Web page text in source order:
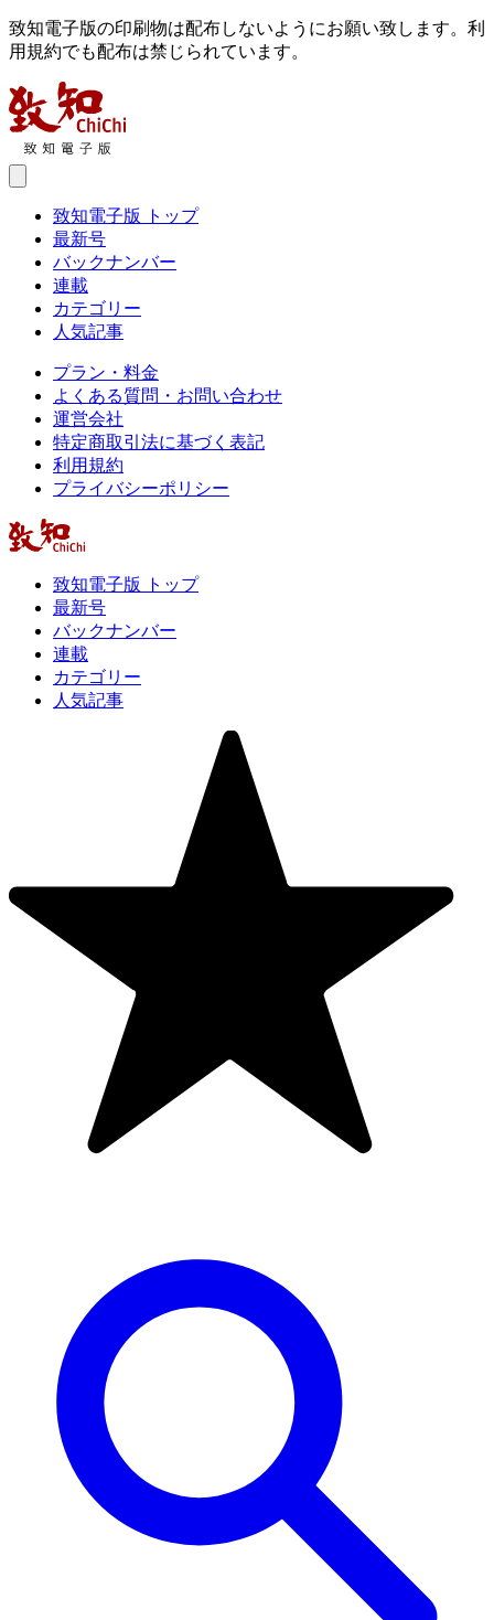
致知電子版の印刷物は配布しないようにお願い致します。利
用規約でも配布は禁じられています。
致知電子版 トップ
最新号
バックナンバー
連載
カテゴリー
人気記事
プラン・料金
よくある質問・お問い合わせ
運営会社
特定商取引法に基づく表記
利用規約
プライバシーポリシー
致知電子版 トップ
最新号
バックナンバー
連載
カテゴリー
人気記事